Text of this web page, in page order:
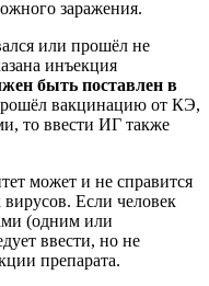
заражения.
или прошёл не
инъекция
быть поставлен в
вакцинацию от КЭ,
то ввести ИГ также
может и не справится
Если человек
(одним или
ввести, но не
препарата.